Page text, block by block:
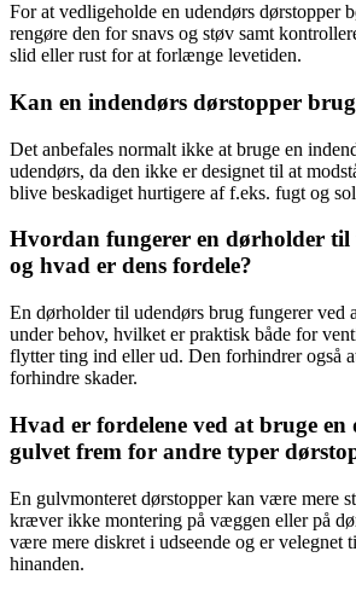
For at vedligeholde en udendørs dørstopper
rengøre den for snavs og støv samt
slid eller rust for at forlænge levetiden.
Kan en indendørs dørstopper
Det anbefales normalt ikke at bruge en
udendørs, da den ikke er designet til at
blive beskadiget hurtigere af f.eks. fugt og
Hvordan fungerer en dørholder til
og hvad er dens fordele?
En dørholder til udendørs brug fungerer ved
under behov, hvilket er praktisk både for
flytter ting ind eller ud. Den forhindrer også
forhindre skader.
Hvad er fordelene ved at bruge
gulvet frem for andre typer
En gulvmonteret dørstopper kan være mere
kræver ikke montering på væggen eller på
være mere diskret i udseende og er velegnet
hinanden.